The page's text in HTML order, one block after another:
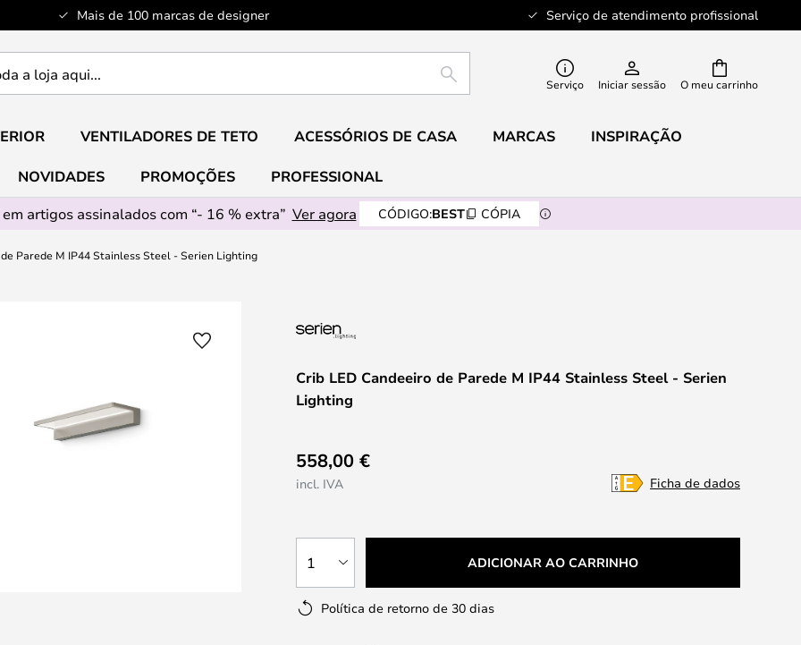
Mais de 100 marcas de designer Serviço de atendimento profissional
O meu carrinho
PESQUISAR Serviço Iniciar sessão
VENTILADORES DE TETO ACESSÓRIOS DE CASA MARCAS INSPIRAÇÃO
NOVIDADES PROMOÇÕES
PROFESSIONAL
artigos assinalados com “- 16 % extra” Ver agora CÓDIGO:BEST CÓPIA
Parede M IP44 Stainless Steel - Serien Lighting
Crib LED Candeeiro de Parede M IP44 Stainless Steel - Serien
Lighting
558,00 €
incl. IVA Ficha de dados
1 ADICIONAR AO CARRINHO
Política de retorno de 30 dias